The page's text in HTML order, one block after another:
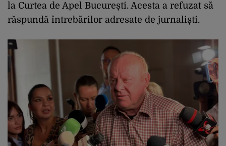
la Curtea de Apel București. Acesta a refuzat să
răspundă întrebărilor adresate de jurnaliști.